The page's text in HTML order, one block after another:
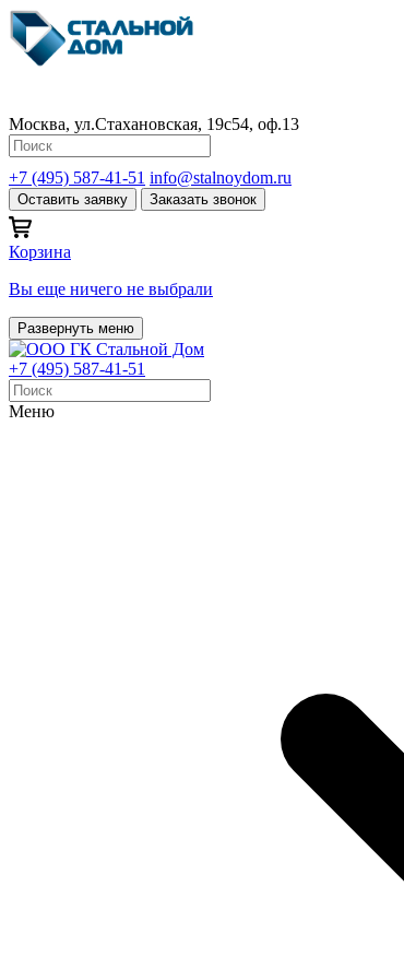
Москва, ул.Стахановская, 19с54, оф.13
+7 (495) 587-41-51 info@stalnoydom.ru
Оставить заявку Заказать звонок
Корзина
Вы еще ничего не выбрали
Развернуть меню
+7 (495) 587-41-51
Меню